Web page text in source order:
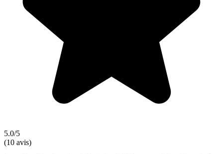
5.0/5
(10 avis)